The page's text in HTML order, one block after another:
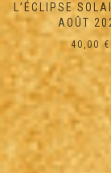
LA MAGIE DE
(3
200,00€